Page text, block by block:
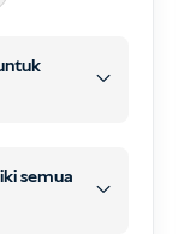
semua